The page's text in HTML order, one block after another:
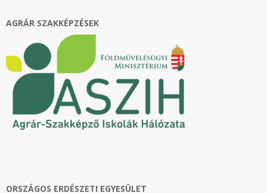
AGRÁR SZAKKÉPZÉSEK
ORSZÁGOS ERDÉSZETI EGYESÜLET